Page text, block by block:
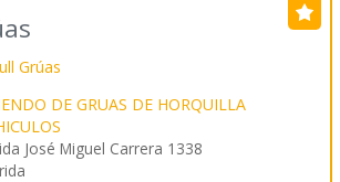
DE GRUAS DE HORQUILLA
José Miguel Carrera 1338